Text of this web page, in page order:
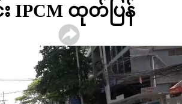
း IPCM ထုတ်ပြန်